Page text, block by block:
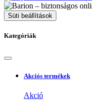
Süti beállítások
Kategóriák
Akciós termékek
Akció